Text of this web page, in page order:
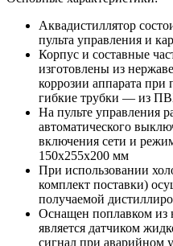
Аквадистиллятор
пульта управления и
Корпус и составные
изготовлены из
коррозии аппарата при
гибкие трубки — из
На пульте управления
автоматического
включения сети и
150x255x200 мм
При использовании
комплект поставки)
получаемой
Оснащен поплавком из
является датчиком
сигнал при аварийном